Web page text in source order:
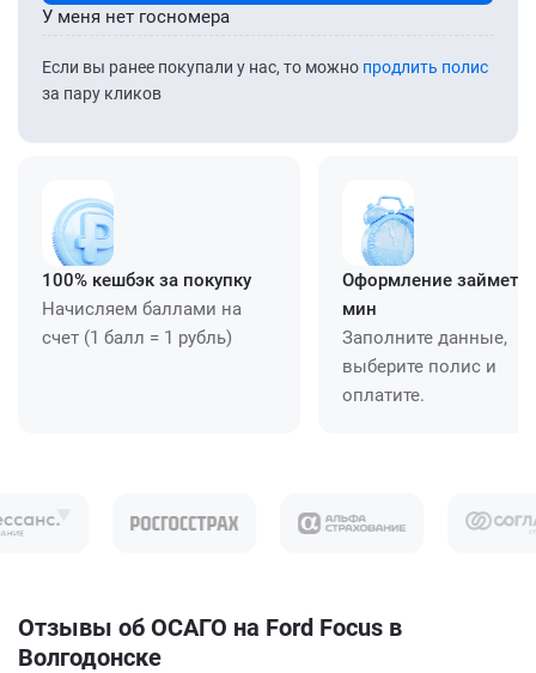
Если вы ранее покупали у нас, то можно продлить полис
за пару кликов
У меня нет госномера
100% кешбэк за покупку
Начисляем баллами на
счет (1 балл = 1 рубль)
Оформление займет
мин
Заполните данные,
выберите полис и
оплатите.
Отзывы об ОСАГО на Ford Focus в
Волгодонске